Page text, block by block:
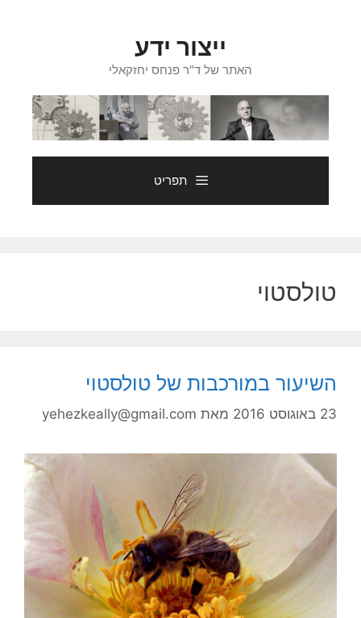
ייצור ידע
האתר של ד"ר פנחס יחזקאלי
תפריט
טולסטוי
השיעור במורכבות של טולסטוי
23 באוגוסט 2016 מאת yehezkeally@gmail.com